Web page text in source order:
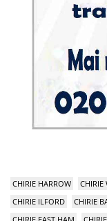
CHIRIE HARROW CHIRIE
CHIRIE ILFORD
CHIRIE